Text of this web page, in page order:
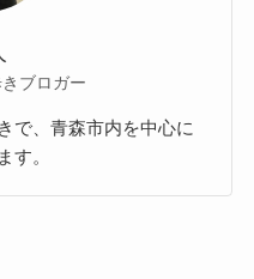
きブロガー
で、青森市内を中心に
す。